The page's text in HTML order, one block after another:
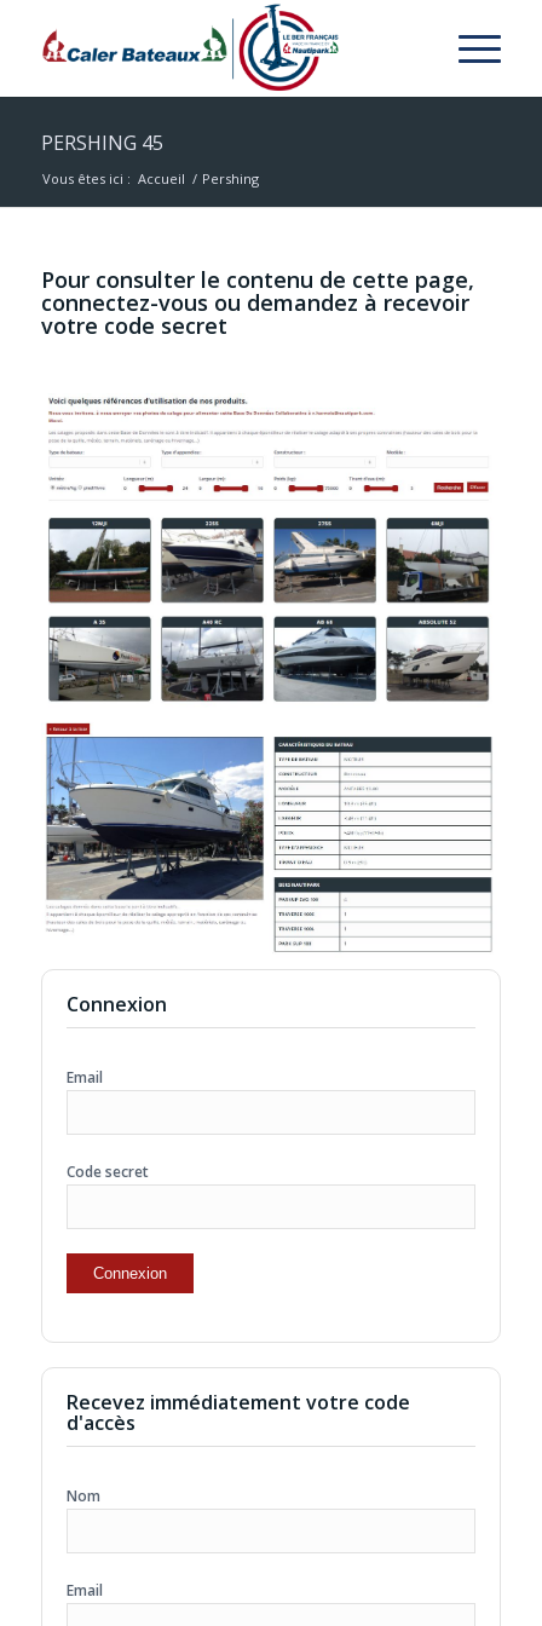
PERSHING 45
Vous êtes ici : Accueil / Pershing
Pour consulter le contenu de cette page,
connectez-vous ou demandez à recevoir
votre code secret
Connexion
Email
Code secret
Recevez immédiatement votre code
d'accès
Nom
Email